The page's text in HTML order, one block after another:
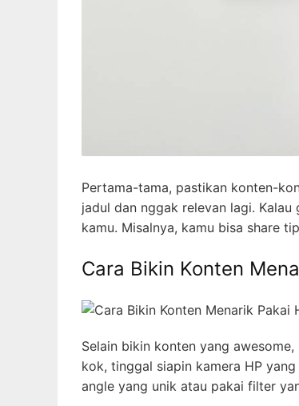
Pertama-tama, pastikan konten-
jadul dan nggak relevan lagi.
kamu. Misalnya, kamu bisa share
Cara Bikin Konten
Selain bikin konten yang
kok, tinggal siapin kamera HP
angle yang unik atau pakai filter